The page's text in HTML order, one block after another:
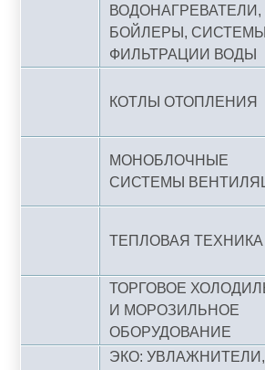
ВОДОНАГРЕВАТЕЛИ,
БОЙЛЕРЫ, СИСТЕМЫ
ФИЛЬТРАЦИИ ВОДЫ
КОТЛЫ ОТОПЛЕНИЯ
МОНОБЛОЧНЫЕ
СИСТЕМЫ
ТЕПЛОВАЯ ТЕХНИКА
ТОРГОВОЕ
И МОРОЗИЛЬНОЕ
ОБОРУДОВАНИЕ
ЭКО: УВЛАЖНИТЕЛИ,